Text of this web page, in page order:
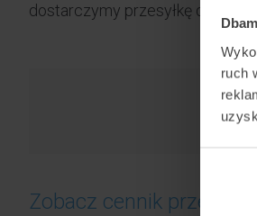
ruch
dostarczymy przesyłkę do St.
Zobacz cennik